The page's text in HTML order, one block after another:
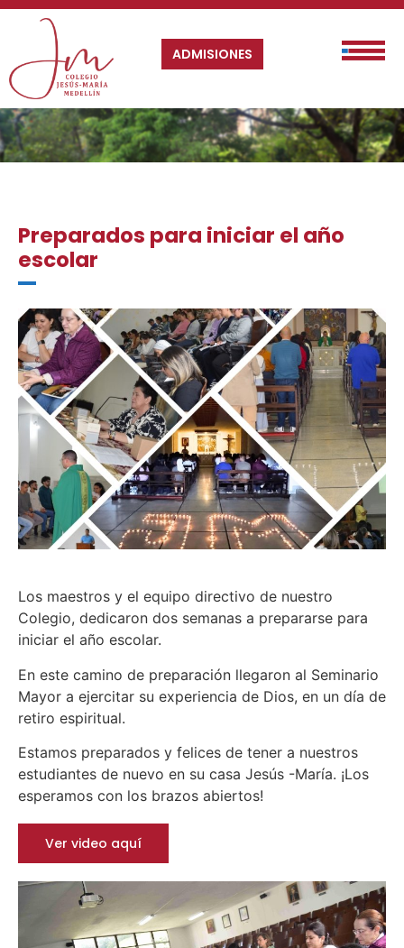
ADMISIONES
Preparados para iniciar el año
escolar
Los maestros y el equipo directivo de nuestro
Colegio, dedicaron dos semanas a prepararse para
iniciar el año escolar.
En este camino de preparación llegaron al Seminario
Mayor a ejercitar su experiencia de Dios, en un día de
retiro espiritual.
Estamos preparados y felices de tener a nuestros
estudiantes de nuevo en su casa Jesús -María. ¡Los
esperamos con los brazos abiertos!
Ver video aquí